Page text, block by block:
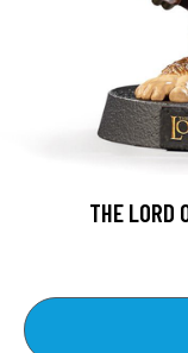
THE LORD